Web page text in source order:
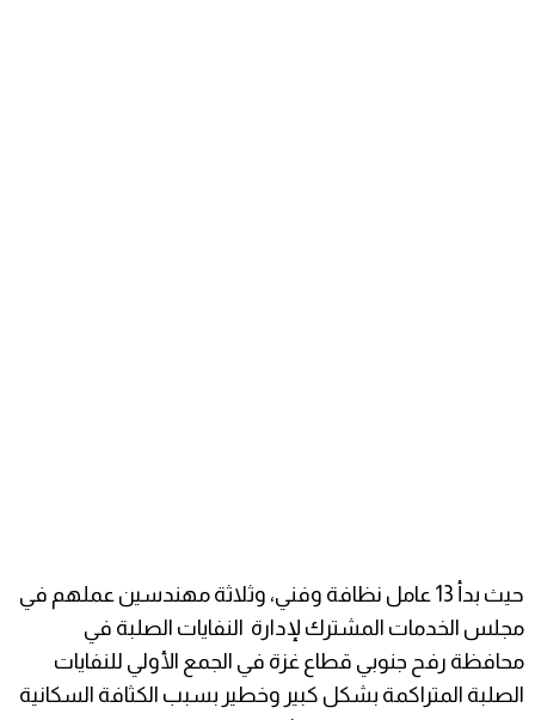
حيث بدأ 13 عامل نظافة وفني، وثلاثة مهندسين عملهم في
مجلس الخدمات المشترك لإدارة النفايات الصلبة في
محافظة رفح جنوبي قطاع غزة في الجمع الأولي للنفايات
الصلبة المتراكمة بشكل كبير وخطير بسبب الكثافة السكانية